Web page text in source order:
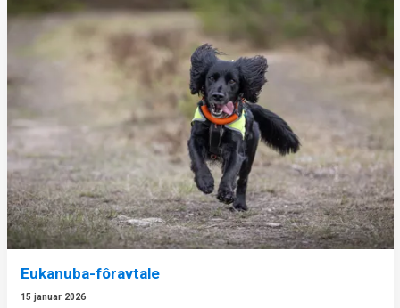
Eukanuba-fôravtale
15 januar 2026